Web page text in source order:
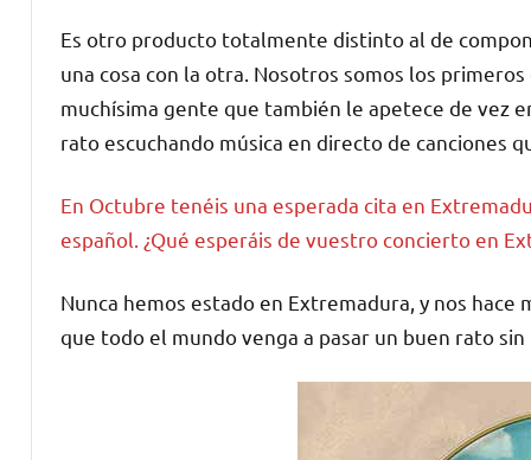
Es otro producto totalmente distinto al de
una cosa con la otra. Nosotros somos los
muchísima gente que también le apetece de vez
rato escuchando música en directo de canciones
En Octubre tenéis una esperada cita en
español. ¿Qué esperáis de vuestro concierto en
Nunca hemos estado en Extremadura, y nos hace
que todo el mundo venga a pasar un buen rato